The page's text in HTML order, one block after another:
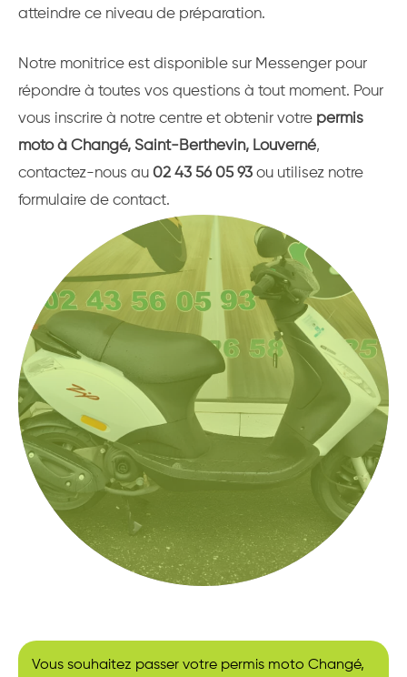
atteindre ce niveau de préparation.
Notre monitrice est disponible sur Messenger pour
répondre à toutes vos questions à tout moment. Pour
vous inscrire à notre centre et obtenir votre permis
moto à Changé, Saint-Berthevin, Louverné,
contactez-nous au 02 43 56 05 93 ou utilisez notre
formulaire de contact.
Vous souhaitez passer votre permis moto Changé,